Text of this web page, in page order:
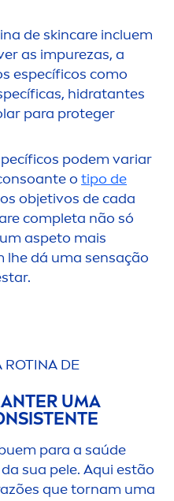
deskincare incluem
as impurezas, a
específicos como
hidratantes
para proteger
podem variar
o tipo de
objetivos de cada
completa não só
aspeto mais
dá uma sensação
ROTINA DE
UMA
para a saúde
sua pele. Aqui estão
que tornam uma